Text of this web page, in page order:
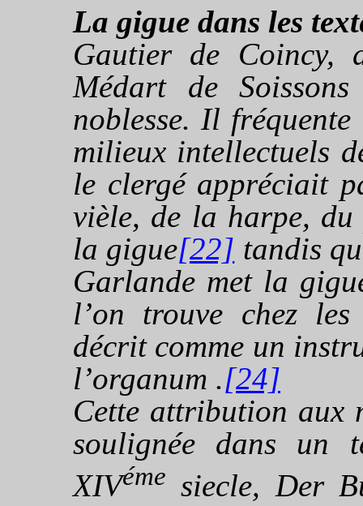
La gigue dans les
Gautier de Coincy,
Médart de
noblesse. Il
milieux intellectuels
le clergé appréciait
vièle, de la harpe,
la gigue[22] tandis
Garlande met la
l’on trouve chez
décrit comme un
l’organum .[24]
Cette attribution aux
soulignée dans un
XIVéme siecle, Der